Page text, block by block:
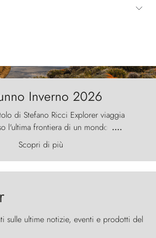
Inverno 2026
di Stefano Ricci Explorer viaggia
l'ultima frontiera di un mondo
dove il vento scolpisce la natura con
e le Torres del Paine sfidano il
come sentinelle di pietra.
....
Scopri di più
sulle ultime notizie, eventi e prodotti del